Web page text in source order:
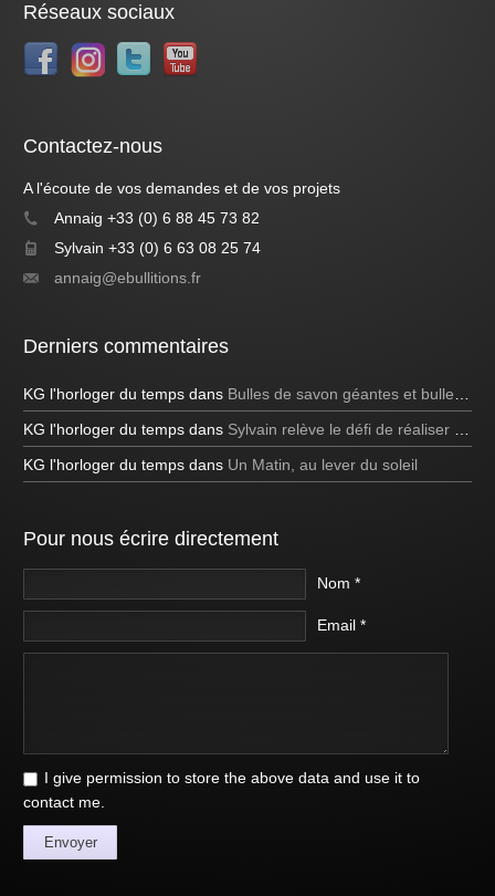
Réseaux sociaux
Contactez-nous
A l'écoute de vos demandes et de vos projets
Annaig +33 (0) 6 88 45 73 82
Sylvain +33 (0) 6 63 08 25 74
annaig@ebullitions.fr
Derniers commentaires
KG l'horloger du temps dans Bulles de savon géantes et bulles bleues
KG l'horloger du temps dans Sylvain relève le défi de réaliser une bulle de savon carrée à la télévision!
KG l'horloger du temps dans Un Matin, au lever du soleil
Pour nous écrire directement
Nom *
Email *
I give permission to store the above data and use it to
contact me.
Envoyer